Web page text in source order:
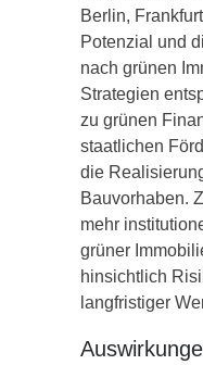
Berlin,
Potenzial und
nach grünen
Strategien
zu grünen
staatlichen
die
Bauvorhaben.
mehr
grüner
hinsichtlich
langfristiger